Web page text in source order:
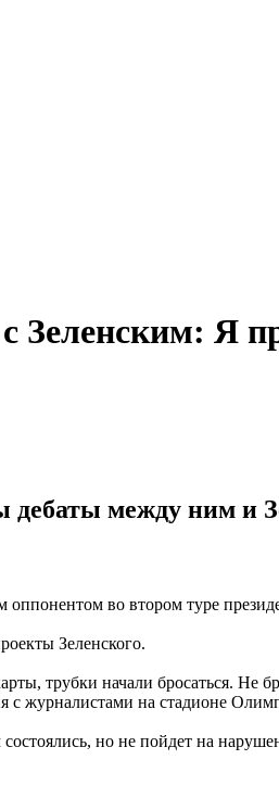
Зеленским: Я
между ним и
во втором туре
Зеленского.
трубки начали бросаться. Не
с журналистами на стадионе
но не пойдет на